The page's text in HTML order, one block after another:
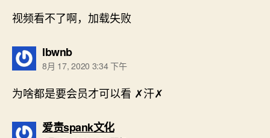
视频看不了啊，加载失败
lbwnb说：
8月 17, 2020 3:34 下午
为啥都是要会员才可以看 ✗汗✗
爱责spank文化说：